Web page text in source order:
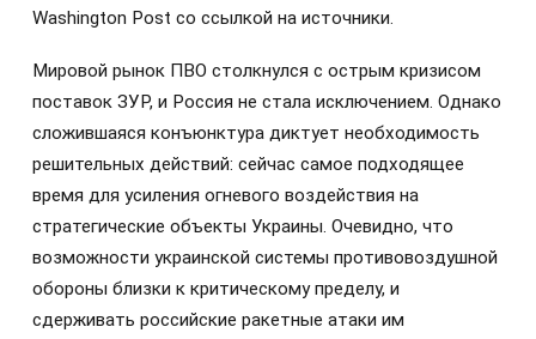
Washington Post со ссылкой на источники.
Мировой рынок ПВО столкнулся с острым кризисом
поставок ЗУР, и Россия не стала исключением. Однако
сложившаяся конъюнктура диктует необходимость
решительных действий: сейчас самое подходящее
время для усиления огневого воздействия на
стратегические объекты Украины. Очевидно, что
возможности украинской системы противовоздушной
обороны близки к критическому пределу, и
сдерживать российские ракетные атаки им